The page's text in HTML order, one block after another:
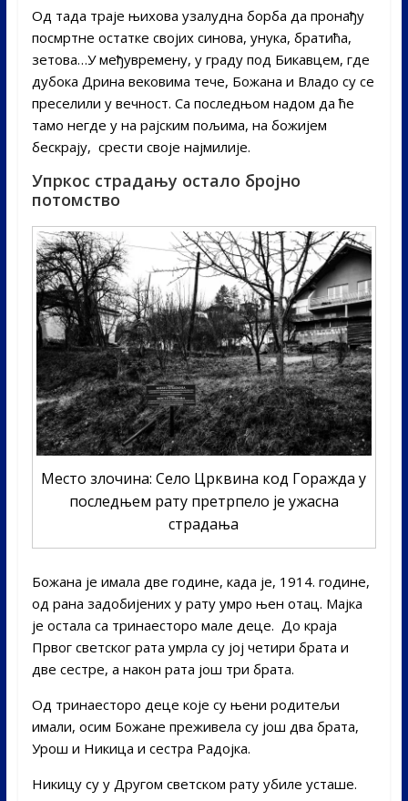
Од тада траје њихова узалудна борба да пронађу
посмртне остатке својих синова, унука, братића,
зетова…У међувремену, у граду под Бикавцем, где
дубока Дрина вековима тече, Божана и Владо су се
преселили у вечност. Са последњом надом да ће
тамо негде у на рајским пољима, на божијем
бескрају, срести своје најмилије.
Упркос страдању остало бројно
потомство
Место злочина: Село Црквина код Горажда у
последњем рату претрпело је ужасна
страдања
Божана је имала две године, када је, 1914. године,
од рана задобијених у рату умро њен отац. Мајка
је остала са тринаесторо мале деце. До краја
Првог светског рата умрла су јој четири брата и
две сестре, а након рата још три брата.
Од тринаесторо деце које су њени родитељи
имали, осим Божане преживела су још два брата,
Урош и Никица и сестра Радојка.
Никицу су у Другом светском рату убиле усташе.